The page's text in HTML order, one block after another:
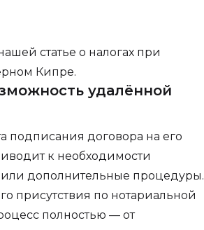
статье о налогах при
Кипре.
удалённой
подписания договора на его
к необходимости
или дополнительные процедуры.
присутствия по нотариальной
полностью — от